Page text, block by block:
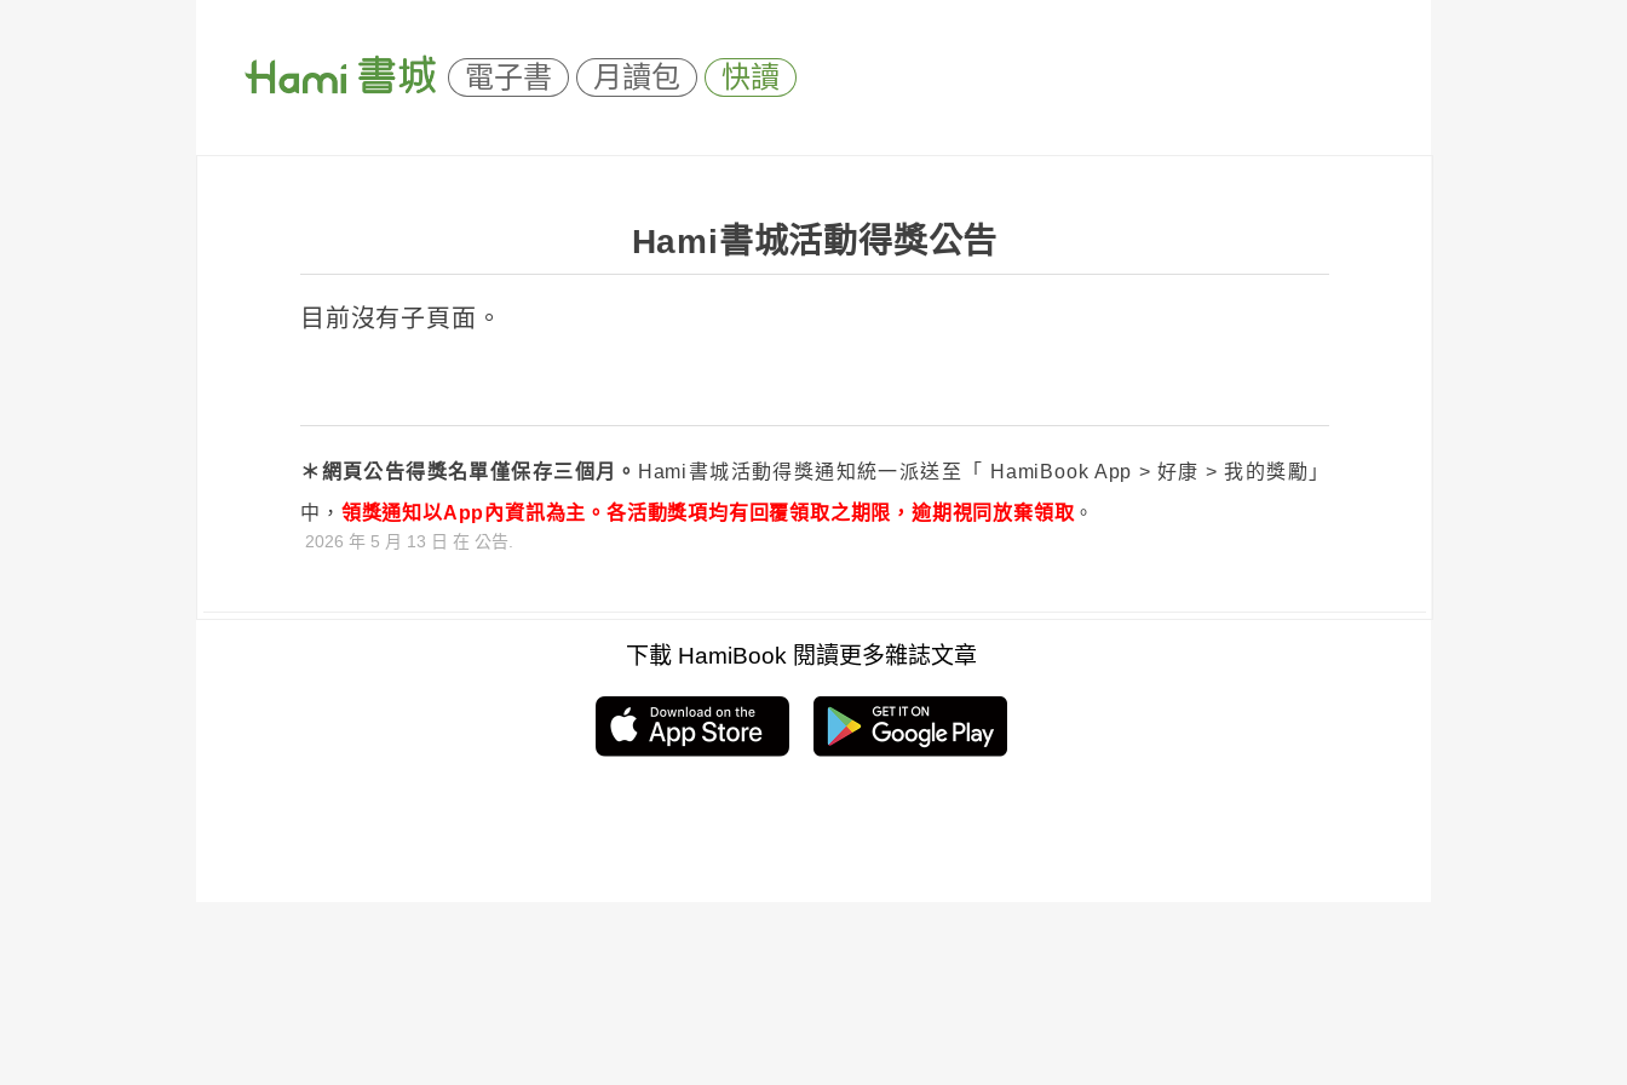
電子書 月讀包 快讀
Hami書城活動得獎公告
目前沒有子頁面。
＊網頁公告得獎名單僅保存三個月。 Hami書城活動得獎通知統一派送至「 HamiBook App > 好康 > 我的獎勵」
中， 領獎通知以App內資訊為主。各活動獎項均有回覆領取之期限，逾期視同放棄領取 。
2026 年 5 月 13 日 在 公告
下載 HamiBook 閱讀更多雜誌文章